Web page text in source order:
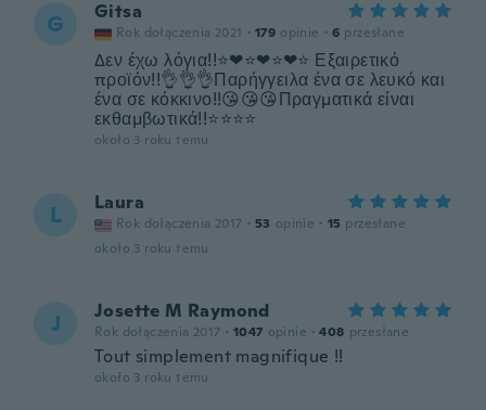
G Gitsa
Rok dołączenia 2021 · 179 opinie · 6 przesłane
Δεν έχω λόγια!!⭐❤⭐❤⭐❤⭐ Εξαιρετικό
προϊόν!!👌👌👌Παρήγγειλα ένα σε λευκό και
ένα σε κόκκινο!!😘😘😘Πραγματικά είναι
εκθαμβωτικά!!⭐⭐⭐⭐
około 3 roku temu
L Laura
Rok dołączenia 2017 · 53 opinie · 15 przesłane
około 3 roku temu
J Josette M Raymond
Rok dołączenia 2017 · 1047 opinie · 408 przesłane
Tout simplement magnifique !!
około 3 roku temu